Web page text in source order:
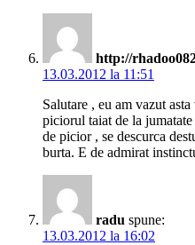
http://
13.03.2012 la 11:51
Salutare , eu am vazut
piciorul taiat de la
de picior , se descurca
burta. E de admirat
radu spune:
13.03.2012 la 16:02